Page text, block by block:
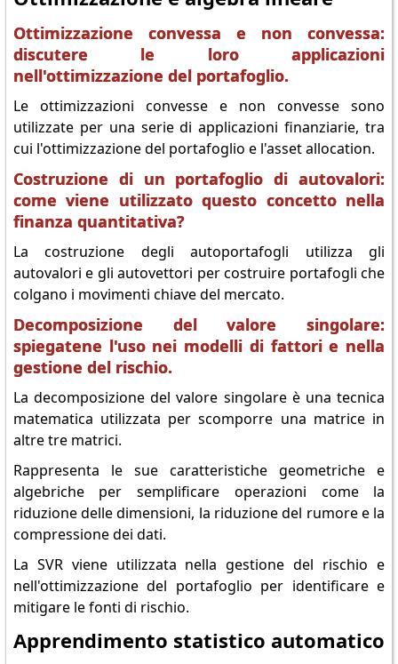
Ottimizzazione convessa e non convessa:
discutere le loro applicazioni
nell'ottimizzazione del portafoglio.
Le ottimizzazioni convesse e non convesse sono
utilizzate per una serie di applicazioni finanziarie, tra
cui l'ottimizzazione del portafoglio e l'asset allocation.
Costruzione di un portafoglio di autovalori:
come viene utilizzato questo concetto nella
finanza quantitativa?
La costruzione degli autoportafogli utilizza gli
autovalori e gli autovettori per costruire portafogli che
colgano i movimenti chiave del mercato.
Decomposizione del valore singolare:
spiegatene l'uso nei modelli di fattori e nella
gestione del rischio.
La decomposizione del valore singolare è una tecnica
matematica utilizzata per scomporre una matrice in
altre tre matrici.
Rappresenta le sue caratteristiche geometriche e
algebriche per semplificare operazioni come la
riduzione delle dimensioni, la riduzione del rumore e la
compressione dei dati.
La SVR viene utilizzata nella gestione del rischio e
nell'ottimizzazione del portafoglio per identificare e
mitigare le fonti di rischio.
Apprendimento statistico automatico